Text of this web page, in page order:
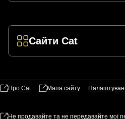
Сайти Cat
Про Cat Мапа сайту
Не продавайте та не передавайте мої